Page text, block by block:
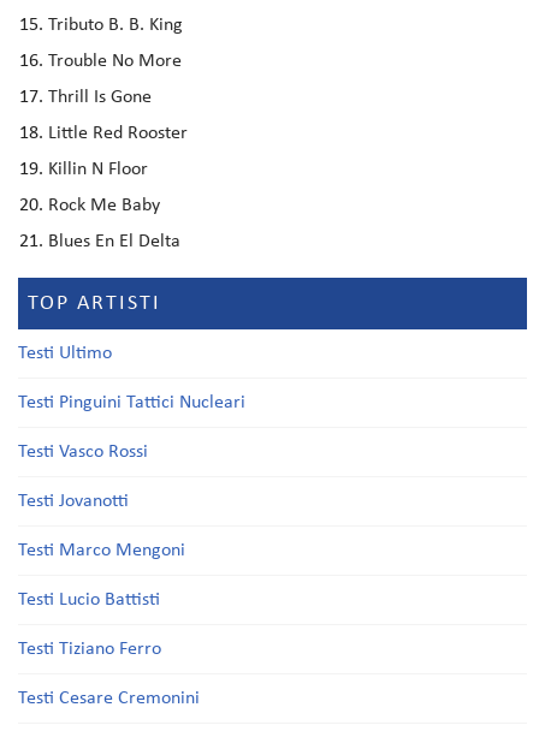
Tributo B. B. King
Trouble No More
Thrill Is Gone
Little Red Rooster
Killin N Floor
Rock Me Baby
Blues En El Delta
TOP ARTISTI
Testi Ultimo
Testi Pinguini Tattici Nucleari
Testi Vasco Rossi
Testi Jovanotti
Testi Marco Mengoni
Testi Lucio Battisti
Testi Tiziano Ferro
Testi Cesare Cremonini